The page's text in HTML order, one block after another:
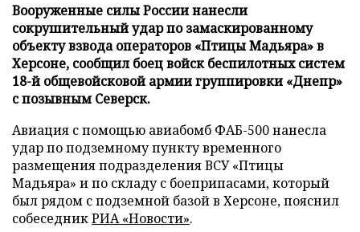
Вооруженные силы России нанесли
сокрушительный удар по замаскированному
объекту взвода операторов «Птицы Мадьяра» в
Херсоне, сообщил боец войск беспилотных систем
18-й общевойсковой армии группировки «Днепр»
с позывным Северск.
Авиация с помощью авиабомб ФАБ-500 нанесла
удар по подземному пункту временного
размещения подразделения ВСУ «Птицы
Мадьяра» и по складу с боеприпасами, который
был рядом с подземной базой в Херсоне, пояснил
собеседникРИА «Новости».